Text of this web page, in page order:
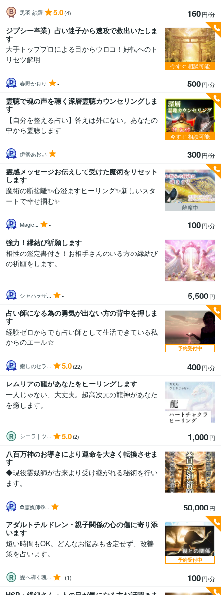
黒羽 紗羅 5.0(4) 160円/分
ジプシー卒業）占い迷子から速攻で救出いたしま
す
大手トッププロによる目からウロコ！好転へのト
リセツ解明
春野かおり - 500円/分
今すぐ 相談可能
霊聴で魂の声を聴く深層霊聴カウンセリングしま
す
【自分を整える占い】答えは外にない。あなたの
中から霊聴します
伊勢あおい - 300円/分
今すぐ 相談可能
霊感メッセージお伝えして受けた魔術をリセット
します
魔術の断捨離✨心澄ますヒーリング✨新しいスタ
ートで幸せ掴む✨
Magic... - 100円/分
離席中
強力！縁結び祈願します
相性の鑑定書付き！お相手さんのいる方の縁結び
の祈願をします。
シャハラザ... - 5,500円
占い師になる為の勇気が出ない方の背中を押しま
す
経験ゼロからでも占い師として生活できている私
からのエール☆
癒しのセラ... 5.0(22) 400円/分
予約受付中
レムリアの龍があなたをヒーリングします
一人じゃない、大丈夫。超高次元の龍神があなた
を癒します。
シエラ｜ツ... 5.0(2) 1,000円
八百万神のお導きにより運命を大きく転換させま
す
◆現役霊媒師が古来より受け継がれる秘術を行い
ます。
❂霊媒師❂... - 50,000円
アダルトチルドレン・親子関係の心の傷に寄り添
います
短い時間もOK。どんなお悩みも否定せず、改善
策を占います。
愛へ導く魂... -(1) 100円/分
予約受付中